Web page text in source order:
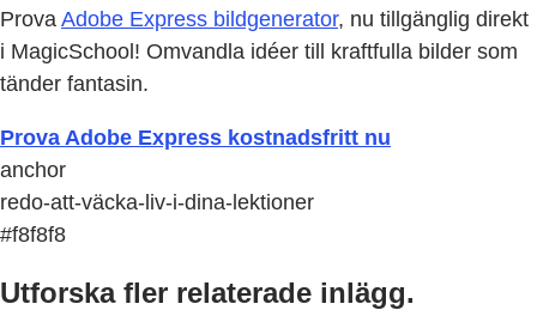
Prova Adobe Express bildgenerator, nu tillgänglig direkt
i MagicSchool! Omvandla idéer till kraftfulla bilder som
tänder fantasin.
Prova Adobe Express kostnadsfritt nu
anchor
redo-att-väcka-liv-i-dina-lektioner
#f8f8f8
Utforska fler relaterade inlägg.